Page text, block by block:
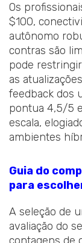
Os
$100,
autônomo
contras são
pode
as
feedback dos
pontua 4,5/5
escala,
ambientes
Guia do
para
A seleção de
avaliação do
contagens de